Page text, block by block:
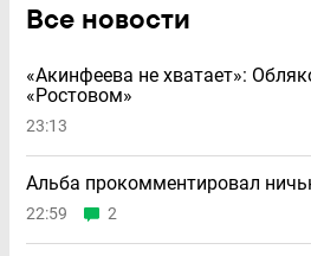
Все новости
«Акинфеева не хватает»:
«Ростовом»
23:13
Альба прокомментировал
22:59 2